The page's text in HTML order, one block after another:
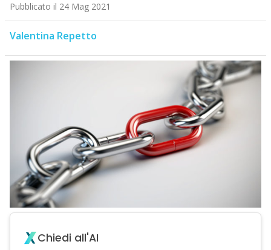
Pubblicato il 24 Mag 2021
Valentina Repetto
Chiedi all'AI